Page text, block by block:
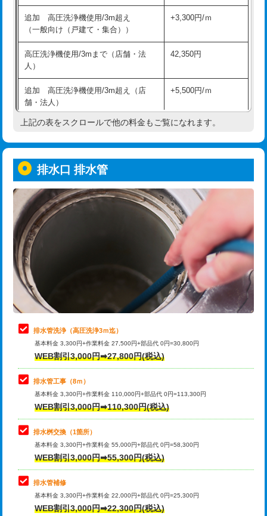
廃棄・処分 現場見積
※給水管工事は20mmまでの価格です。
給水管工事※（支持金具設置) 5,500円
給水管工事※（保温材使用（バンド止
め込み）)
5,500円
給水管工事※（土の掘削・埋め戻し作
業)
11,000円
給水管工事※（塩ビ管（VP・HI）使
用/3ｍまで)
用（追加）/3ｍ超え)
給水管工事※（ライニング鋼管・銅
管・ポリ管・HT管使用/3ｍまで)
44,000円
給水管工事※（ライニング鋼管・銅
管・ポリ管・HT管使用/3ｍ超え)
+8,800円
排水管工事（土の掘削・埋め戻し作
業）
11,000円~
排水管工事（排水管工事/3ｍまで） 55,000円
排水管工事（追加 排水管工事/3ｍ超
え）
マス交換（土の掘削・埋め戻し作業）
マス交換（深さ50㎝未満）
マス交換（深さ50㎝以上）
コンクリート斫り（厚さ10㎝まで）
コンクリート斫り（厚さ10㎝超え）
モルタル補修（厚さ10㎝まで）
モルタル補修（厚さ10㎝超え）
追加 高圧洗浄機使用/3m超え
（一般向け（戸建て・集合））
+3,300円/ｍ
高圧洗浄機使用/3mまで（店舗・法
人）
42,350円
追加 高圧洗浄機使用/3m超え（店
舗・法人）
+5,500円/ｍ
高度高圧洗浄換 現地調査
トーラー機使用/3mまで
追加トーラー機使用/3m超え +3,300円
カメラ調査 33,000円
桝清掃 8,800円
止水・漏水調査・防水処理・清掃・修
理・調整・分解・加工など（軽作業）
11,000円
止水・漏水調査・防水処理・清掃・修
理・調整・分解・加工など（中作業）
22,000円
止水・漏水調査・防水処理・清掃・修
理・調整・分解・加工など（重作業）
33,000円
その他部品の脱着
交換・取付（タンク）
交換・取付(単水栓（壁付・デッキ
式）)
交換・取付(混合水栓（壁付・デッキ
式・ワンホール）)
16,500円+材料費
交換・取付(排水栓・排水トラップ
上記の表をスクロールで他の料金もご覧になれます。
排水口 排水管
排水管洗浄（高圧洗浄3ｍ迄）
基本料金 3,300円+作業料金 27,500円+部品代 0円=30,800円
WEB割引3,000円➡27,800円(税込)
排水管工事（8ｍ）
基本料金 3,300円+作業料金 110,000円+部品代 0円=113,300円
WEB割引3,000円➡110,300円(税込)
排水桝交換（1箇所）
基本料金 3,300円+作業料金 55,000円+部品代 0円=58,300円
WEB割引3,000円➡55,300円(税込)
排水管補修
基本料金 3,300円+作業料金 22,000円+部品代 0円=25,300円
WEB割引3,000円➡22,300円(税込)